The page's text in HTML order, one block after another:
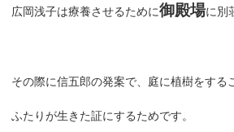
広岡浅子は療養させるために御殿場に別
その際に信五郎の発案で、庭に植樹をする
ふたりが生きた証にするためです。